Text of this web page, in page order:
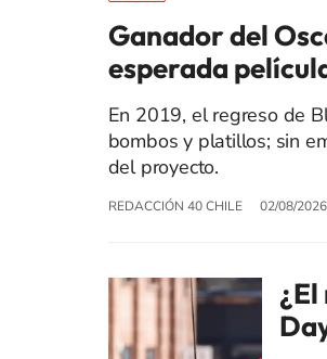
Ganador del
esperada
En 2019, el regreso de
bombos y platillos; sin
del proyecto.
REDACCIÓN 40 CHILE 02/08/2026